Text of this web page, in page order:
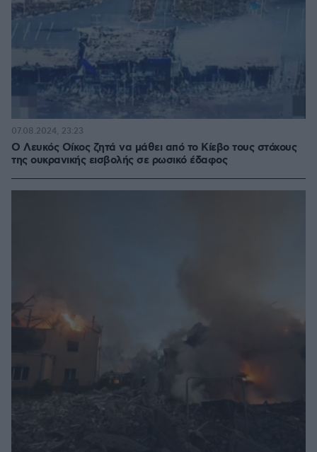
Ο Λευκός Οίκος ζητά να μάθει από το Κίεβο τους στόχους
της ουκρανικής εισβολής σε ρωσικό έδαφος
07.08.2024, 23:23